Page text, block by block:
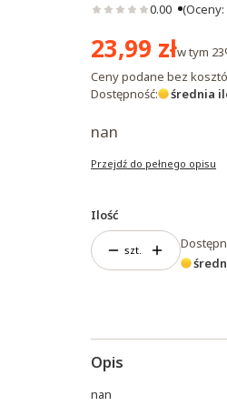
0.00 (Oceny:
Cena
23,99 złw tym
Ceny podane bez
Dostępność:
średnia
nan
Przejdź do pełnego opisu
Ilość
szt.
Opis
nan